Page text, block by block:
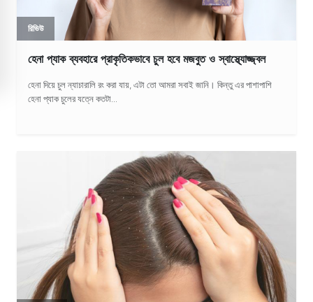
রিভিউ
হেনা প্যাক ব্যবহারে প্রাকৃতিকভাবে চুল হবে মজবুত ও স্বাস্থ্যোজ্জ্বল
হেনা দিয়ে চুল ন্যাচারালি রং করা যায়, এটা তো আমরা সবাই জানি। কিন্তু এর পাশাপাশি
হেনা প্যাক চুলের যত্নে কতটা...